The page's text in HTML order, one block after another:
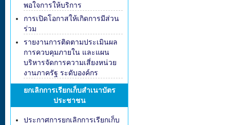
พอใจการให้บริการ
การเปิดโอกาสให้เกิดการมีส่วน
ร่วม
รายงานการติดตามประเมินผล
การควบคุมภายใน และแผน
บริหารจัดการความเสี่ยงหน่วย
งานภาครัฐ ระดับองค์กร
ยกเลิกการเรียกเก็บสำเนาบัตร
ประชาชน
ประกาศการยกเลิกการเรียกเก็บ